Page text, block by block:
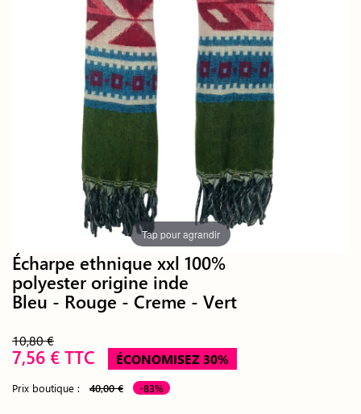
Tap pour agrandir
Écharpe ethnique xxl 100%
polyester origine inde
Bleu - Rouge - Creme - Vert
10,80 €
7,56 € TTC ÉCONOMISEZ 30%
Prix boutique : 40,00 € -83%